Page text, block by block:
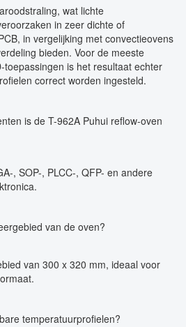
wat lichte
in zeer dichte of
in vergelijking met convectieovens
bieden. Voor de meeste
toepassingen is het resultaat echter
correct worden ingesteld.
is de T-962A Puhui reflow-oven
, SOP-, PLCC-, QFP- en andere
van de oven?
van 300 x 320 mm, ideaal voor
temperatuurprofielen?